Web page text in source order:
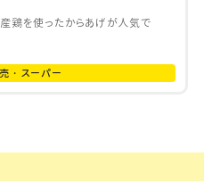
鶏を使ったからあげが人気で
・スーパー